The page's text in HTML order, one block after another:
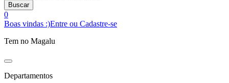
Buscar
0
Boas vindas :)Entre ou Cadastre-se
Tem no Magalu
Departamentos